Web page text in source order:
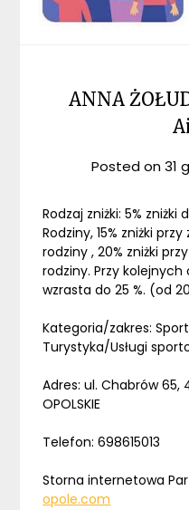
ANNA
Posted on31
Rodzaj zniżki: 5%
Rodziny, 15% zniżki
rodziny , 20% zniżki
rodziny. Przy
wzrasta do 25 %. (od
Kategoria/zakres:
Turystyka/Usługi
Adres: ul. Chabrów 65,
OPOLSKIE
Telefon: 698615013
Storna internetowa
opole.com